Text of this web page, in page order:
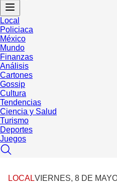
Local
Policiaca
México
Mundo
Finanzas
Análisis
Cartones
Gossip
Cultura
Tendencias
Ciencia y Salud
Turismo
Deportes
Juegos
LOCALVIERNES, 8 DE